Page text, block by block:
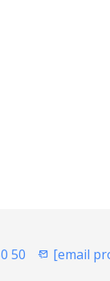
50 [email